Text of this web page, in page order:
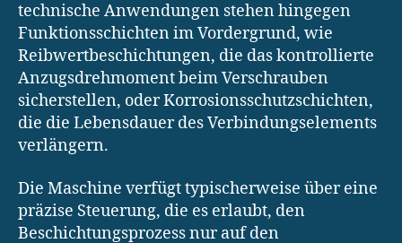
technische Anwendungen stehen hingegen
Funktionsschichten im Vordergrund, wie
Reibwertbeschichtungen, die das kontrollierte
Anzugsdrehmoment beim Verschrauben
sicherstellen, oder Korrosionsschutzschichten,
die die Lebensdauer des Verbindungselements
verlängern.
Die Maschine verfügt typischerweise über eine
präzise Steuerung, die es erlaubt, den
Beschichtungsprozess nur auf den